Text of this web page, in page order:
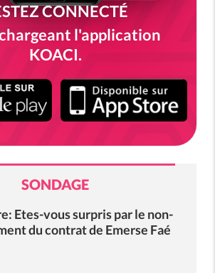
CONNECTÉ
l'application
KOACI.
SONDAGE
Etes-vous surpris par le non-
du contrat de Emerse Faé